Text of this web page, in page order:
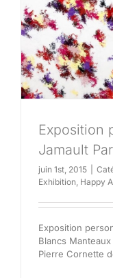
Exposition
Jamault
juin 1st, 2015
Exhibition, Happy
Exposition
Blancs
Pierre Cornette